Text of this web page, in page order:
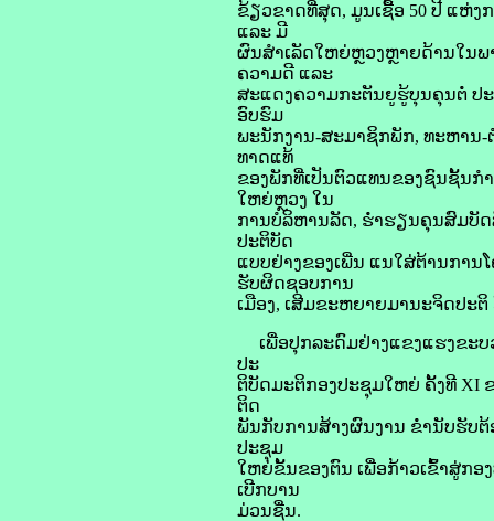
ຂ້ຽວຂາດທີ່ສຸດ, ມູນເຊື້ອ 50 ປີ ແຫ່ງ
ແລະ ມີ
ຜົນສໍາເລັດໃຫຍ່ຫຼວງຫຼາຍດ້ານໃນພ
ຄວາມດີ ແລະ
ສະແດງຄວາມກະຕັນຍູຮູ້ບຸນຄຸນຕໍ່ ປ
ອົບຮົມ
ພະນັກງານ-ສະມາຊິກພັກ, ທະຫານ
ທາດແທ້
ຂອງພັກທີ່ເປັນຕົວແທນຂອງຊົນຊັ້ນກ
ໃຫຍ່ຫຼວງ ໃນ
ການບໍລິຫານລັດ, ຮໍ່າຮຽນຄຸນສົມບັ
ປະຕິບັດ
ແບບຢ່າງຂອງເພີ່ນ ແນໃສ່ຕ້ານການ
ຮັບຜິດຊອບການ
ເມືອງ, ເສີມຂະຫຍາຍມານະຈິດປ
ເພື່ອປຸກລະດົມຢ່າງແຂງແຮງຂະບ
ປະ
ຕິບັດມະຕິກອງປະຊຸມໃຫຍ່ ຄັ້ງທີ XI
ຕິດ
ພັນກັບການສ້າງຜົນງານ ຂໍ່ານັບຮັບ
ປະຊຸມ
ໃຫຍ່ຂັ້ນຂອງຕົນ ເພື່ອກ້າວເຂົ້າສູ່ກ
ເບີກບານ
ມ່ວນຊື່ນ.